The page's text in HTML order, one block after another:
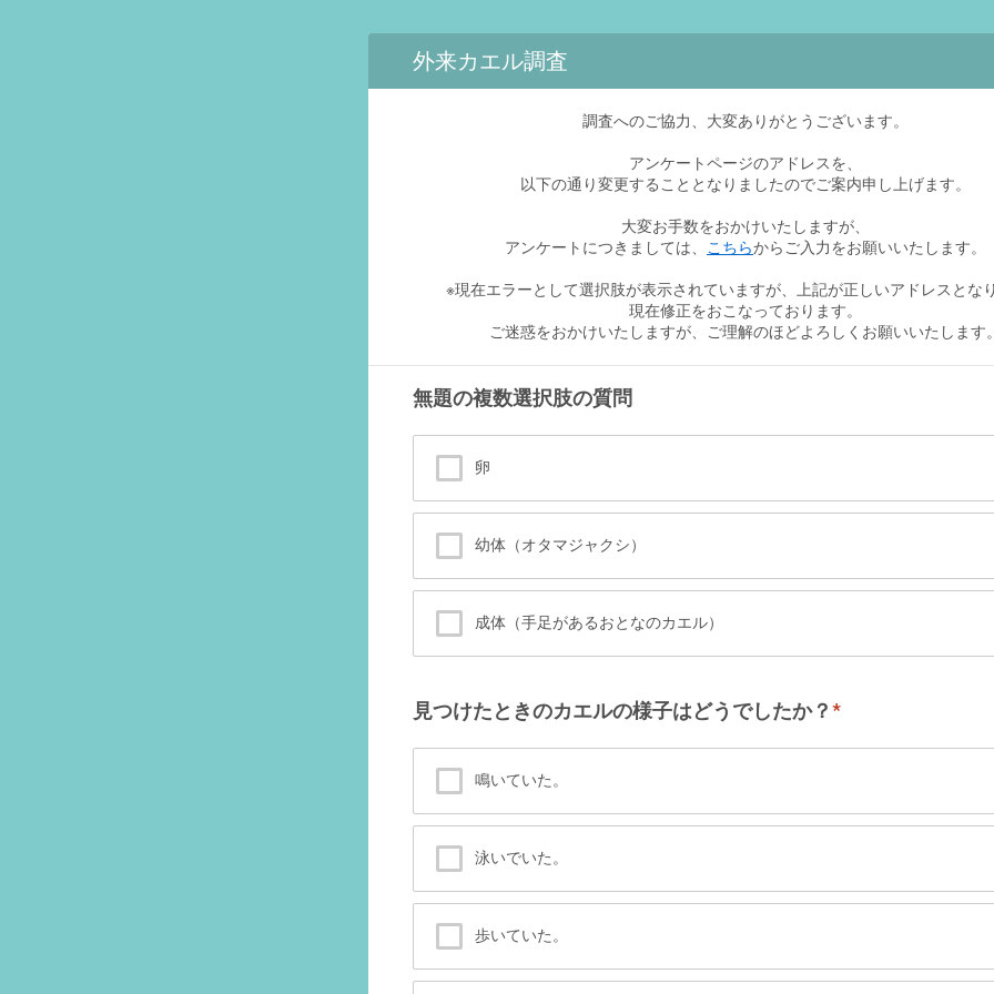
外来カエル調査
調査へのご協力、大変ありがとうございます。
アンケートページのアドレスを、
以下の通り変更することとなりましたのでご案内申し上げます。
大変お手数をおかけいたしますが、
アンケートにつきましては、 こちらからご入力をお願いいたします。
※現在エラーとして選択肢が表示されていますが、上記が正しいアドレスとなり
現在修正をおこなっております。
ご迷惑をおかけいたしますが、ご理解のほどよろしくお願いいたします。
無題の複数選択肢の質問
卵
幼体（オタマジャクシ）
成体（手足があるおとなのカエル）
見つけたときのカエルの様子はどうでしたか？ *
鳴いていた。
泳いでいた。
歩いていた。